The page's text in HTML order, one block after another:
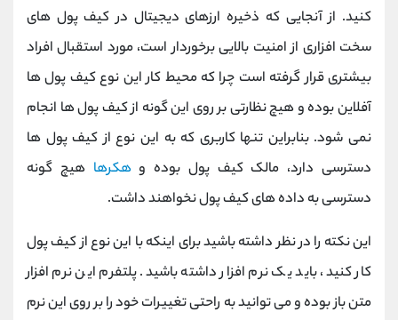
کنید. از آنجایی که ذخیره ارزهای دیجیتال در کیف پول های
سخت افزاری از امنیت بالایی برخوردار است، مورد استقبال افراد
بیشتری قرار گرفته است چرا که محیط کار این نوع کیف پول ها
آفلاین بوده و هیچ نظارتی بر روی این گونه از کیف پول ها انجام
نمی شود. بنابراین تنها کاربری که به این نوع از کیف پول ها
دسترسی دارد، مالک کیف پول بوده وهکرها هیچ گونه
دسترسی به داده های کیف پول نخواهند داشت.
این نکته را در نظر داشته باشید برای اینکه با این نوع از کیف پول
کار کنید، باید یک نرم افزار داشته باشید. پلتفرم این نرم افزار
متن باز بوده و می توانید به راحتی تغییرات خود را بر روی این نرم